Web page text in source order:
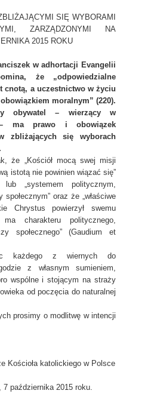
SIĘ WYBORAMI
ZARZĄDZONYMI NA
2015 ROKU
w adhortacji Evangelii
że „odpowiedzialne
cnotą, a uczestnictwo w życiu
moralnym” (220).
obywatel – wierzący w
– ma prawo i obowiązek
zbliżających się wyborach
że „Kościół mocą swej misji
istotą nie powinien wiązać się”
„systemem politycznym,
oraz że „właściwe
Chrystus powierzył swemu
ma charakteru politycznego,
społecznego” (Gaudium et
każdego z wiernych do
z własnym sumieniem,
wspólne i stojącym na straży
od poczęcia do naturalnej
prosimy o modlitwę w intencji
Kościoła katolickiego w Polsce
7 października 2015 roku.